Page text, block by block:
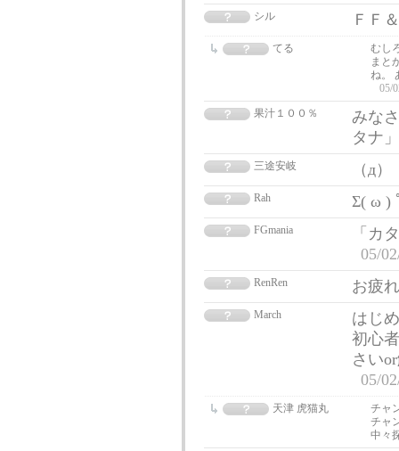
シル ＦＦ
てる
むし
まと
ね。
05/
果汁１００％
みな
タナ
三途安岐 （д
Rah Σ( ω
FGmania
「カ
05/
RenRen お疲
March
はじ
初心
さい
05/
天津 虎猫丸
チャ
チャ
中々